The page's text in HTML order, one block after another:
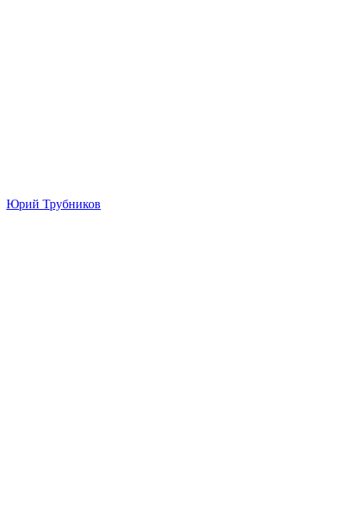
Юрий Трубников